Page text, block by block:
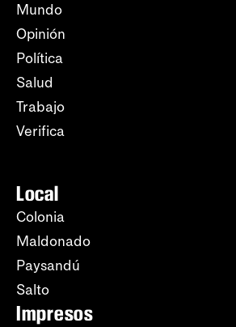
Mundo
Opinión
Política
Salud
Trabajo
Verifica
Local
Colonia
Maldonado
Paysandú
Salto
Impresos